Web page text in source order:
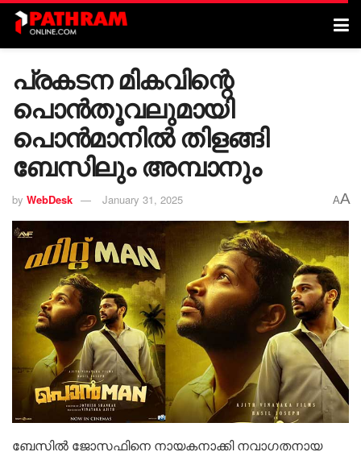
പ്രകടന മികവിന്റെ
പൊൻതൂവലുമായി
പൊൻമാനിൽ തിളങ്ങി
ബേസിലും അമ്പാനും
by WebDesk January 31, 2025 AA
ബേസിൽ ജോസഫിനെ നായകനാക്കി നവാഗതനായ